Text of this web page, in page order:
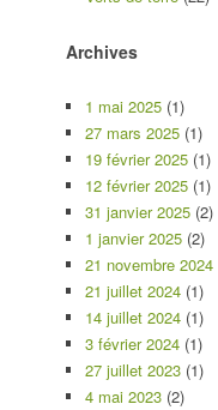
Archives
1 mai 2025 (1)
27 mars 2025 (1)
19 février 2025 (1)
12 février 2025 (1)
31 janvier 2025 (2)
1 janvier 2025 (2)
21 novembre 2024
21 juillet 2024 (1)
14 juillet 2024 (1)
3 février 2024 (1)
27 juillet 2023 (1)
4 mai 2023 (2)